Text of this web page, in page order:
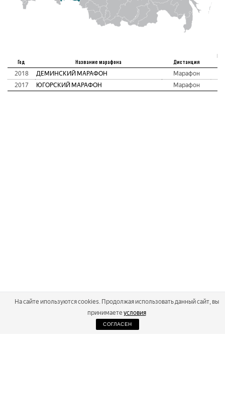
Год Название марафона Дистанция
2018 ДЕМИНСКИЙ МАРАФОН Марафон
2017
ЮГОРСКИЙ МАРАФОН Марафон
На сайте ипользуются cookies. Продолжая использовать данный сайт, вы
принимаете условия
СОГЛАСЕН